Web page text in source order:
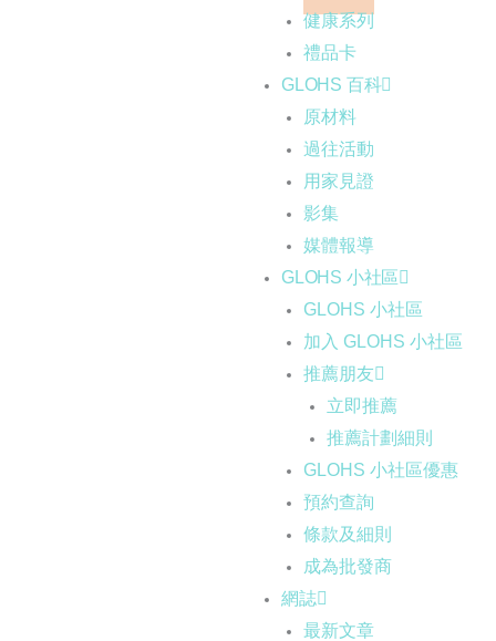
健康系列
禮品卡
GLOHS 百科
原材料
過往活動
用家見證
影集
媒體報導
GLOHS 小社區
GLOHS 小社區
加入 GLOHS 小社區
推薦朋友
立即推薦
推薦計劃細則
GLOHS 小社區優惠
預約查詢
條款及細則
成為批發商
網誌
最新文章